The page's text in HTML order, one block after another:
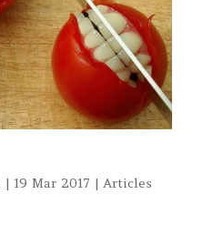
| 19 Mar 2017 | Articles